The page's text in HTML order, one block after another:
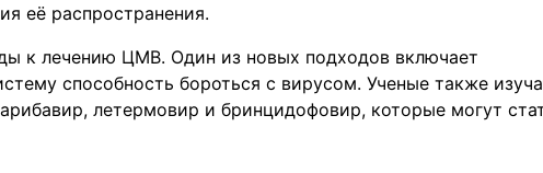
её распространения.
к лечению ЦМВ. Один из новых подходов включает
способность бороться с вирусом. Ученые также
летермовир и бринцидофовир, которые могут